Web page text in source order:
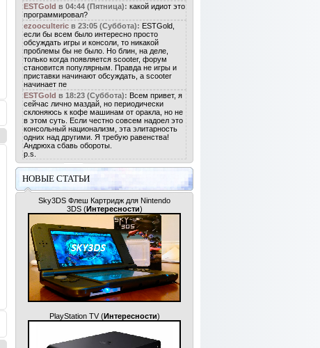
ESTGold в 04:44 (Пятница): какой идиот это
программировал?
ezooculteric в 23:05 (Суббота): ESTGold,
если бы всем было интересно просто
обсуждать игры и консоли, то никакой
проблемы бы не было. Но блин, на деле,
только когда появляется scooter, форум
становится популярным. Правда не игры и
приставки начинают обсуждать, а scooter
начинает пе
ESTGold в 18:23 (Суббота): Всем привет, я
сейчас лично маздай, но периодически
склоняюсь к кофе машинам от оракла, но не
в этом суть. Если честно совсем надоел это
консольный национализм, эта элитарность
одних над другими. Я требую равенства!
Андрюха сбавь обороты.
p.s.
НОВЫЕ СТАТЬИ
Sky3DS Флеш Картридж для Nintendo
3DS (Интересности)
PlayStation TV(Интересности)